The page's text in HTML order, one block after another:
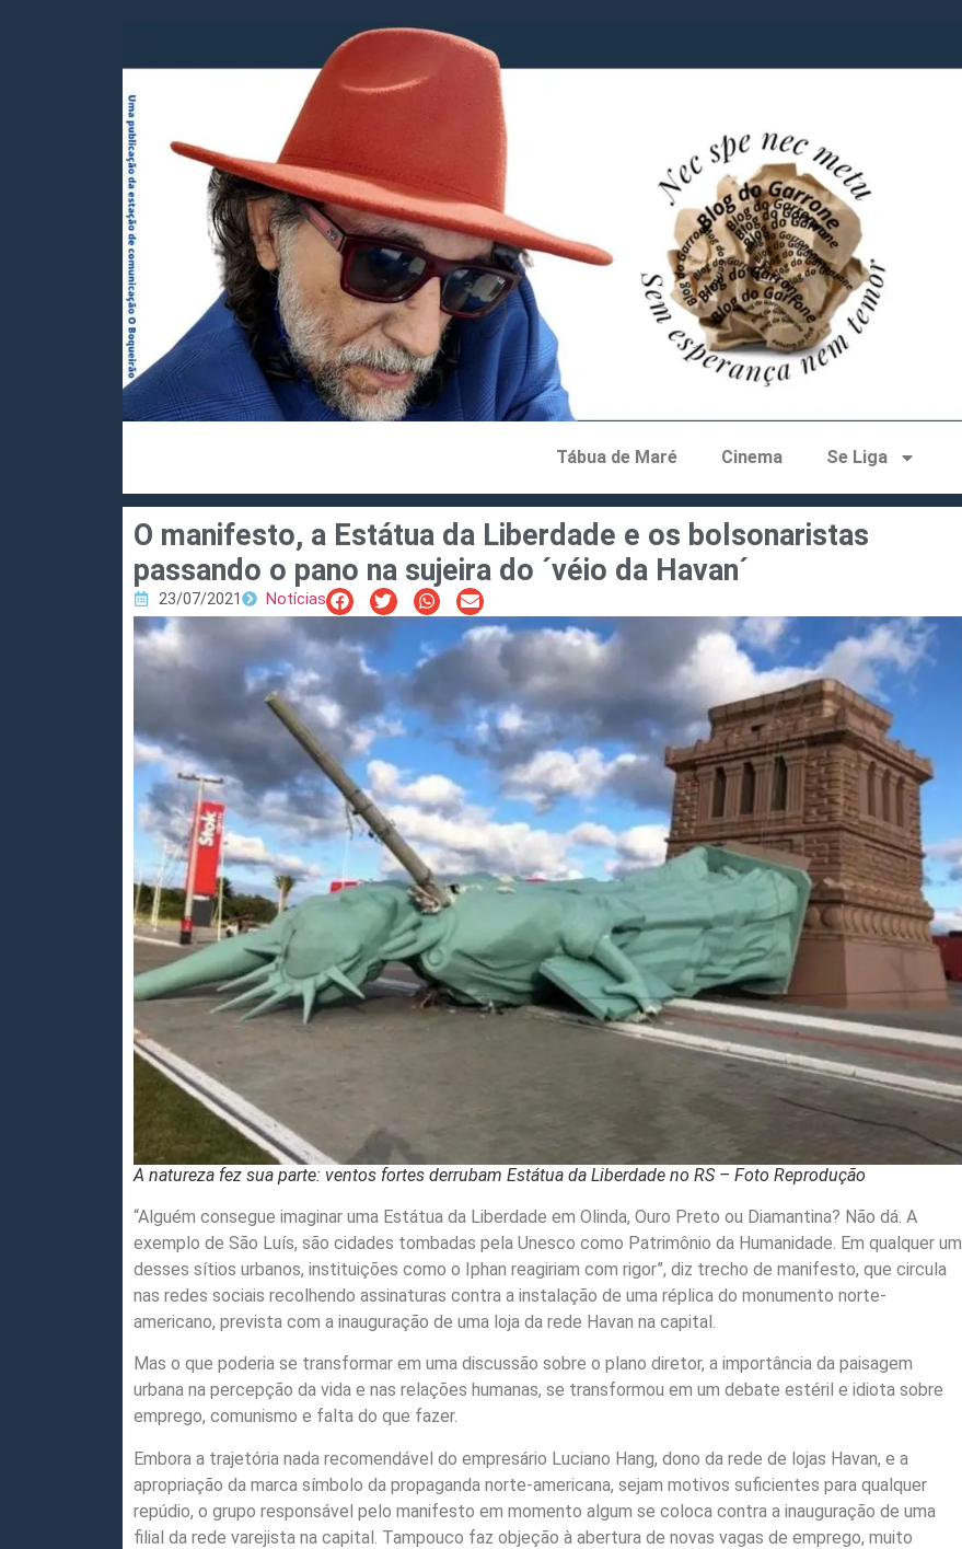
Tábua de Maré Cinema Se Liga
O manifesto, a Estátua da Liberdade e os bolsonaristas
passando o pano na sujeira do ´véio da Havan´
23/07/2021 Notícias
A natureza fez sua parte: ventos fortes derrubam Estátua da Liberdade no RS – Foto Reprodução
“Alguém consegue imaginar uma Estátua da Liberdade em Olinda, Ouro Preto ou Diamantina? Não dá. A
exemplo de São Luís, são cidades tombadas pela Unesco como Patrimônio da Humanidade. Em qualquer um
desses sítios urbanos, instituições como o Iphan reagiriam com rigor”, diz trecho de manifesto, que circula
nas redes sociais recolhendo assinaturas contra a instalação de uma réplica do monumento norte-
americano, prevista com a inauguração de uma loja da rede Havan na capital.
Mas o que poderia se transformar em uma discussão sobre o plano diretor, a importância da paisagem
urbana na percepção da vida e nas relações humanas, se transformou em um debate estéril e idiota sobre
emprego, comunismo e falta do que fazer.
Embora a trajetória nada recomendável do empresário Luciano Hang, dono da rede de lojas Havan, e a
apropriação da marca símbolo da propaganda norte-americana, sejam motivos suficientes para qualquer
repúdio, o grupo responsável pelo manifesto em momento algum se coloca contra a inauguração de uma
filial da rede varejista na capital. Tampouco faz objeção à abertura de novas vagas de emprego, muito